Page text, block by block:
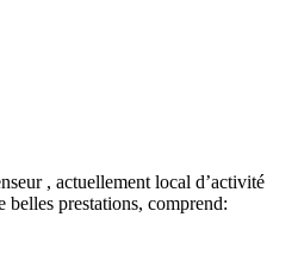
, actuellement local d’activité
belles prestations, comprend: